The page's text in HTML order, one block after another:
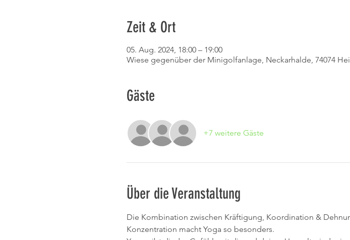
Zeit & Ort
05. Aug. 2024, 18:00 – 19:00
Wiese gegenüber der Minigolfanlage, Neckarhalde, 74074
Gäste
+7 weitere Gäste
Über die Veranstaltung
Die Kombination zwischen Kräftigung, Koordination &
Konzentration macht Yoga so besonders.